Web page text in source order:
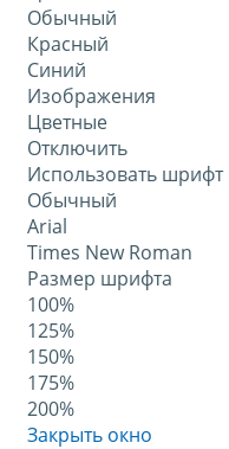
Обычный
Красный
Синий
Изображения
Цветные
Отключить
Использовать шрифт
Обычный
Arial
Times New Roman
Размер шрифта
100%
125%
150%
175%
200%
Закрыть окно